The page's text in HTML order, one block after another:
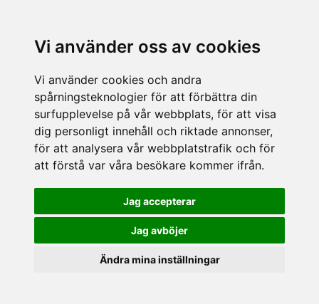
Vi använder oss av cookies
Vi använder cookies och andra
spårningsteknologier för att förbättra din
surfupplevelse på vår webbplats, för att visa
dig personligt innehåll och riktade annonser,
för att analysera vår webbplatstrafik och för
att förstå var våra besökare kommer ifrån.
Jag accepterar
Jag avböjer
Ändra mina inställningar